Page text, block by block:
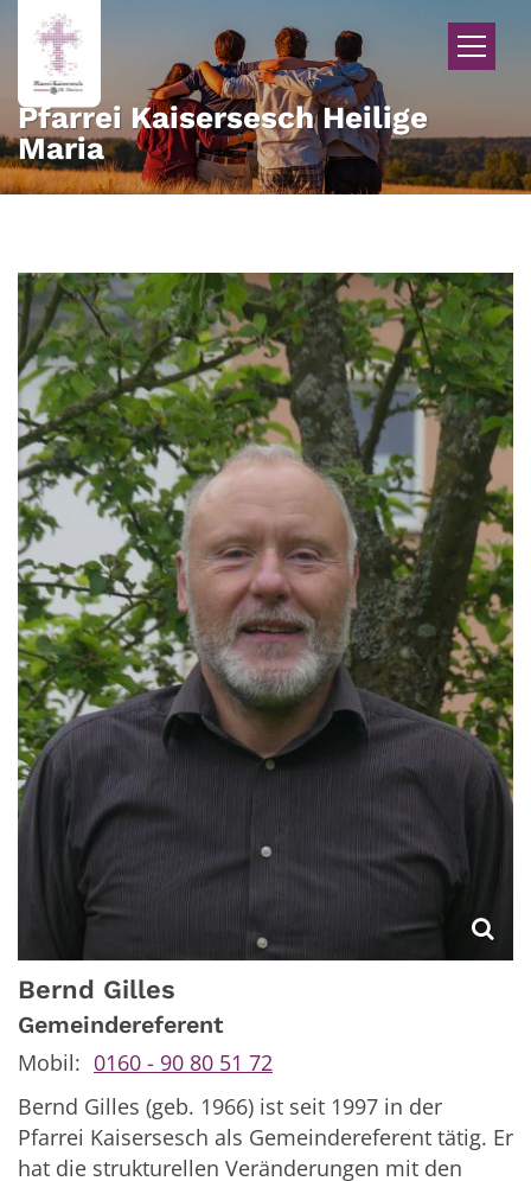
Zum Inhalt springen
Pfarrei Kaisersesch Heilige
Maria
Bernd Gilles
Gemeindereferent
Mobil: 0160 - 90 80 51 72
Bernd Gilles (geb. 1966) ist seit 1997 in der
Pfarrei Kaisersesch als Gemeindereferent tätig. Er
hat die strukturellen Veränderungen mit den